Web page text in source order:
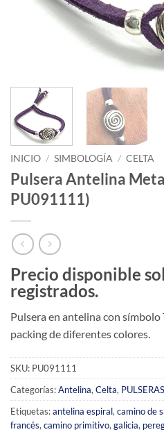
INICIO / SIMBOLOGÍA / CELTA
Pulsera Antelina
PU091111)
Precio disponible
registrados.
Pulsera en antelina con
packing de diferentes colores.
SKU: PU091111
Categorías:Antelina, Celta, PULSERAS
Etiquetas:antelina espiral, camino de
francés, camino primitivo, galicia,